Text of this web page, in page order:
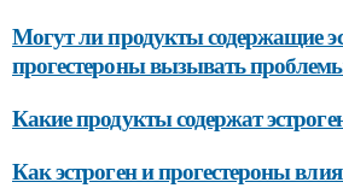
Могут ли продукты содержащие
прогестероны вызывать
Какие продукты содержат
Как эстроген и прогестероны